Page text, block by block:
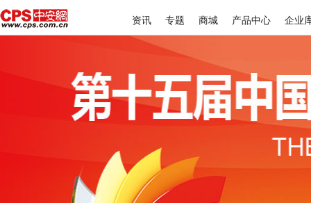
资讯 专题 商城 产品中心 企业